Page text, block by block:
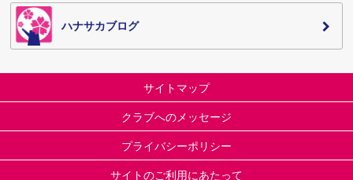
ハナサカブログ
サイトマップ
クラブへのメッセージ
プライバシーポリシー
サイトのご利用にあたって